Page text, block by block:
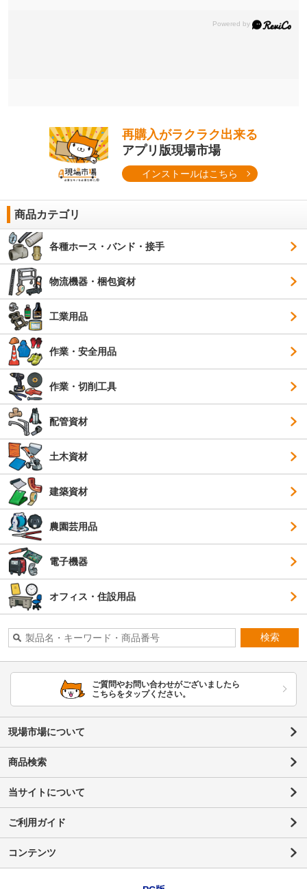
再購入がラクラク出来る
アプリ版現場市場
インストールはこちら
商品カテゴリ
各種ホース・バンド・接手
物流機器・梱包資材
工業用品
作業・安全用品
作業・切削工具
配管資材
土木資材
建築資材
農園芸用品
電子機器
オフィス・住設用品
検索
ご質問やお問い合わせがございましたら
こちらをタップください。
現場市場について
商品検索
当サイトについて
ご利用ガイド
コンテンツ